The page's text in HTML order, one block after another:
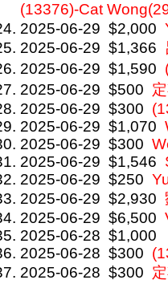
(13376)-Cat
2025-06-29 $2,000
2025-06-29 $1,366
2025-06-29 $1,590
2025-06-29 $500
2025-06-29 $300
2025-06-29 $1,070
2025-06-29 $300
2025-06-29 $1,546
2025-06-29 $250
2025-06-29 $2,930
2025-06-29 $6,500
2025-06-28 $1,000
2025-06-28 $300
2025-06-28 $300